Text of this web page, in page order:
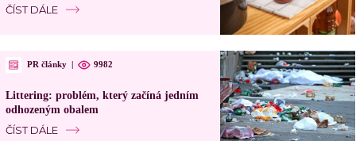
ČÍST DÁLE
PR články 9982
Littering: problém, který začíná jedním
odhozeným obalem
ČÍST DÁLE